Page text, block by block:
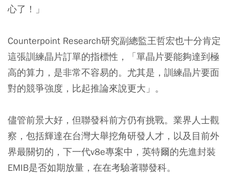
心了！」
Counterpoint Research研究副總監王哲宏也十分肯定
這張訓練晶片訂單的指標性，「單晶片要能夠達到極
高的算力，是非常不容易的。尤其是，訓練晶片要面
對的競爭強度，比起推論來說更大」。
儘管前景大好，但聯發科前方仍有挑戰。業界人士觀
察，包括輝達在台灣大舉挖角研發人才，以及目前外
界最關切的，下一代v8e專案中，英特爾的先進封裝
EMIB是否如期放量，在在考驗著聯發科。